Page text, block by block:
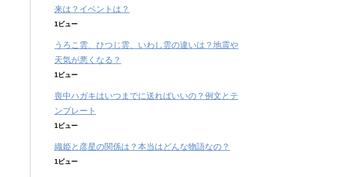
来は？イベントは？
1ビュー
うろこ雲、ひつじ雲、いわし雲の違いは？地震や
天気が悪くなる？
1ビュー
喪中ハガキはいつまでに送ればいいの？例文とテ
ンプレート
1ビュー
織姫と彦星の関係は？本当はどんな物語なの？
1ビュー